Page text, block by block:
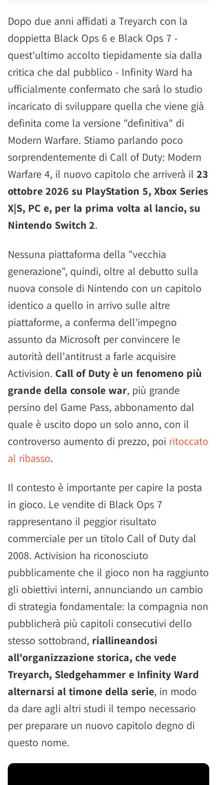
Dopo due anni affidati a Treyarch con la
doppietta Black Ops 6 e Black Ops 7 -
quest'ultimo accolto tiepidamente sia dalla
critica che dal pubblico - Infinity Ward ha
ufficialmente confermato che sarà lo studio
incaricato di sviluppare quella che viene già
definita come la versione "definitiva" di
Modern Warfare. Stiamo parlando poco
sorprendentemente di Call of Duty: Modern
Warfare 4, il nuovo capitolo che arriverà il 23
ottobre 2026 su PlayStation 5, Xbox Series
X|S, PC e, per la prima volta al lancio, su
Nintendo Switch 2.
Nessuna piattaforma della "vecchia
generazione", quindi, oltre al debutto sulla
nuova console di Nintendo con un capitolo
identico a quello in arrivo sulle altre
piattaforme, a conferma dell'impegno
assunto da Microsoft per convincere le
autorità dell'antitrust a farle acquisire
Activision. Call of Duty è un fenomeno più
grande della console war, più grande
persino del Game Pass, abbonamento dal
quale è uscito dopo un solo anno, con il
controverso aumento di prezzo, poi ritoccato
al ribasso.
Il contesto è importante per capire la posta
in gioco. Le vendite di Black Ops 7
rappresentano il peggior risultato
commerciale per un titolo Call of Duty dal
2008. Activision ha riconosciuto
pubblicamente che il gioco non ha raggiunto
gli obiettivi interni, annunciando un cambio
di strategia fondamentale: la compagnia non
pubblicherà più capitoli consecutivi dello
stesso sottobrand, riallineandosi
all'organizzazione storica, che vede
Treyarch, Sledgehammer e Infinity Ward
alternarsi al timone della serie, in modo
da dare agli altri studi il tempo necessario
per preparare un nuovo capitolo degno di
questo nome.